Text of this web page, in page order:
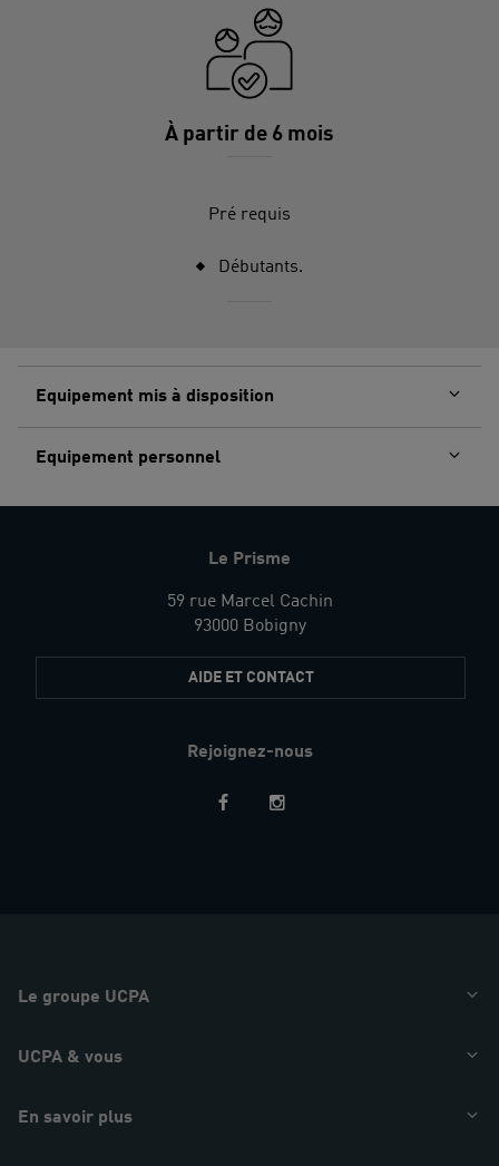
À partir de 6 mois
Pré requis
Débutants.
Equipement mis à disposition
Equipement personnel
Le Prisme
59 rue Marcel Cachin
93000 Bobigny
AIDE ET CONTACT
Rejoignez-nous
Le groupe UCPA
UCPA & vous
En savoir plus